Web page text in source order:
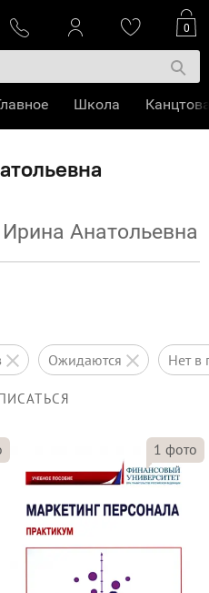
Анатольевна
ожидаются нет
1 фото
0
Школа